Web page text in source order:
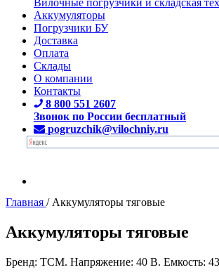
Аккумуляторы
Погрузчики БУ
Доставка
Оплата
Склады
О компании
Контакты
8 800 551 2607
Звонок по России бесплатный
pogruzchik@vilochniy.ru
Главная / Аккумуляторы тяговые
Аккумуляторы тяговые
Бренд: TCM. Напряжение: 40 В. Емкость: